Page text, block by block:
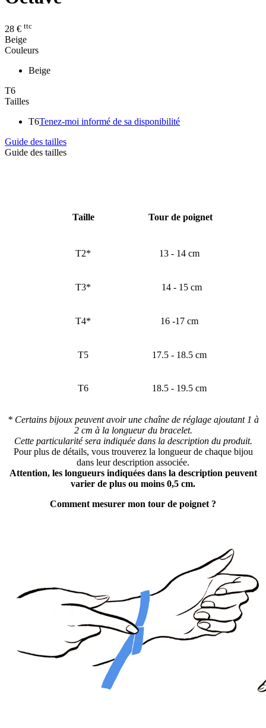
28 € ttc
Beige
Couleurs
Beige
T6
Tailles
T6Tenez-moi informé de sa disponibilité
Guide des tailles
Guide des tailles
Taille Tour de poignet
T2* 13 - 14 cm
T3* 14 - 15 cm
T4* 16 -17 cm
T5 17.5 - 18.5 cm
T6 18.5 - 19.5 cm
* Certains bijoux peuvent avoir une chaîne de réglage ajoutant 1 à
2 cm à la longueur du bracelet.
Cette particularité sera indiquée dans la description du produit.
Pour plus de détails, vous trouverez la longueur de chaque bijou
dans leur description associée.
Attention, les longueurs indiquées dans la description peuvent
varier de plus ou moins 0,5 cm.
Comment mesurer mon tour de poignet ?